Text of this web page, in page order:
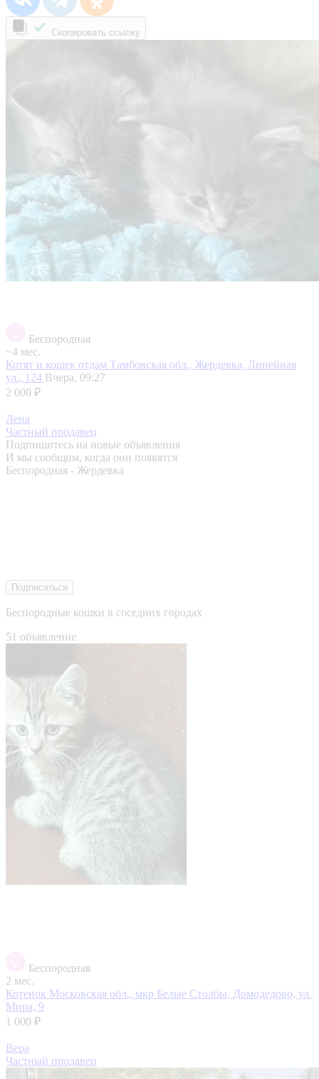
Скопировать ссылку
Беспородная
~4 мес.
Котят и кошек отдам Тамбовская обл., Жердевка, Линейная
ул., 124 Вчера, 09:27
2 000 ₽
Лена
Частный продавец
Подпишитесь на новые объявления
И мы сообщим, когда они появятся
Беспородная - Жердевка
Подписаться
Беспородные кошки в соседних городах
51 объявление
Беспородная
2 мес.
Котенок Московская обл., мкр Белые Столбы, Домодедово, ул.
Мира, 9
1 000 ₽
Вера
Частный продавец